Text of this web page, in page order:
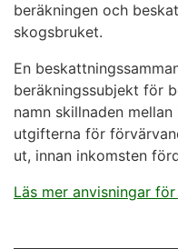
beräkningen och
skogsbruket.
En
beräkningssubjekt för
namn skillnaden
utgifterna för
ut, innan inkomsten
Läs mer anvisningar